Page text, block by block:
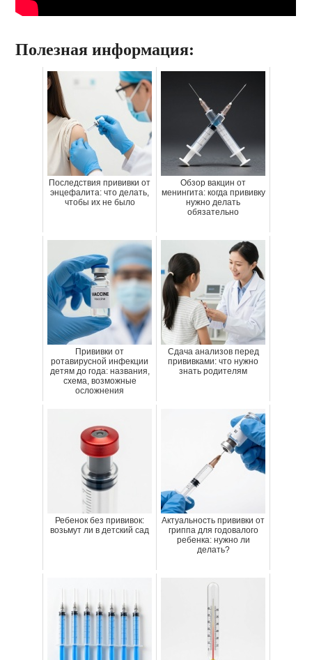
Полезная информация:
Последствия прививки от
энцефалита: что делать,
чтобы их не было
Обзор вакцин от
менингита: когда прививку
нужно делать
обязательно
Прививки от
ротавирусной инфекции
детям до года: названия,
схема, возможные
осложнения
Сдача анализов перед
прививками: что нужно
знать родителям
Ребенок без прививок:
возьмут ли в детский сад
Актуальность прививки от
гриппа для годовалого
ребенка: нужно ли
делать?